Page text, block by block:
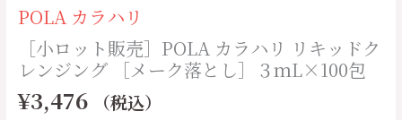
POLA カラハリ
［小ロット販売］POLA カラハリ リキッドク
レンジング ［メーク落とし］３ｍL×100包
¥3,476 （税込）
ク
落
し］
３
ｍ